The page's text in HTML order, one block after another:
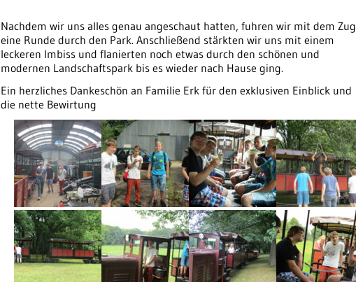
Nachdem wir uns alles genau angeschaut hatten, fuhren wir mit dem Zug
eine Runde durch den Park. Anschließend stärkten wir uns mit einem
leckeren Imbiss und flanierten noch etwas durch den schönen und
modernen Landschaftspark bis es wieder nach Hause ging.
Ein herzliches Dankeschön an Familie Erk für den exklusiven Einblick und
die nette Bewirtung